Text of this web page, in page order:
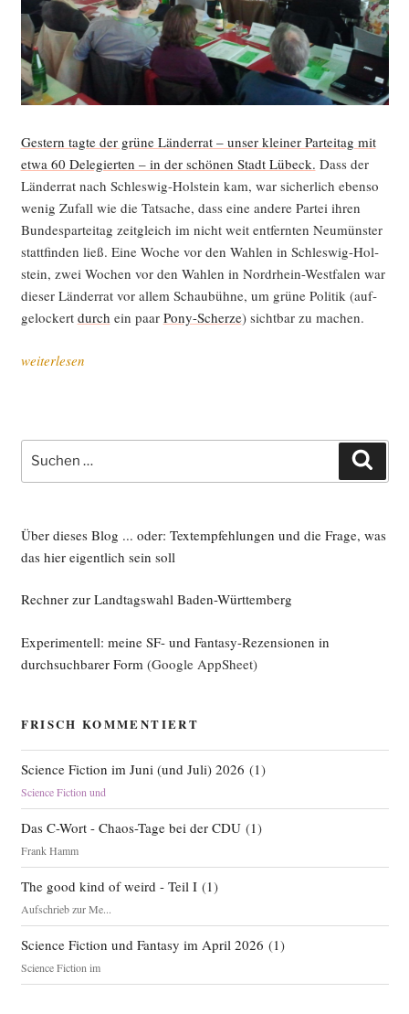
Ges­tern tag­te der grü­ne Län­der­rat – unser klei­ner Par­tei­tag mit
etwa 60 Dele­gier­ten – in der schö­nen Stadt Lübeck. Dass der
Län­der­rat nach Schles­wig-Hol­stein kam, war sicher­lich eben­so
wenig Zufall wie die Tat­sa­che, dass eine ande­re Par­tei ihren
Bun­des­par­tei­tag zeit­gleich im nicht weit ent­fern­ten Neu­müns­ter
statt­fin­den ließ. Eine Woche vor den Wah­len in Schles­wig-Hol­
stein, zwei Wochen vor den Wah­len in Nord­rhein-West­fa­len war
die­ser Län­der­rat vor allem Schau­büh­ne, um grü­ne Poli­tik (auf­
ge­lo­ckert durch ein paar Pony-Scher­ze) sicht­bar zu machen.
„Län­
Lübeck:
Ritt
Gemü­
se­
ten“
weiterlesen
Suche
nach:
Über dieses Blog ... oder: Textempfehlungen und die Frage, was
das hier eigentlich sein soll
Rechner zur Landtagswahl Baden-Württemberg
Experimentell: meine SF- und Fantasy-Rezensionen in
durchsuchbarer Form (Google AppSheet)
FRISCH KOMMENTIERT
Science Fiction im Juni (und Juli) 2026 (1)
Science Fiction und
Das C-Wort - Chaos-Tage bei der CDU(1)
Frank Hamm
The good kind of weird - Teil I(1)
Aufschrieb zur Me...
Science Fiction und Fantasy im April 2026 (1)
Science Fiction im